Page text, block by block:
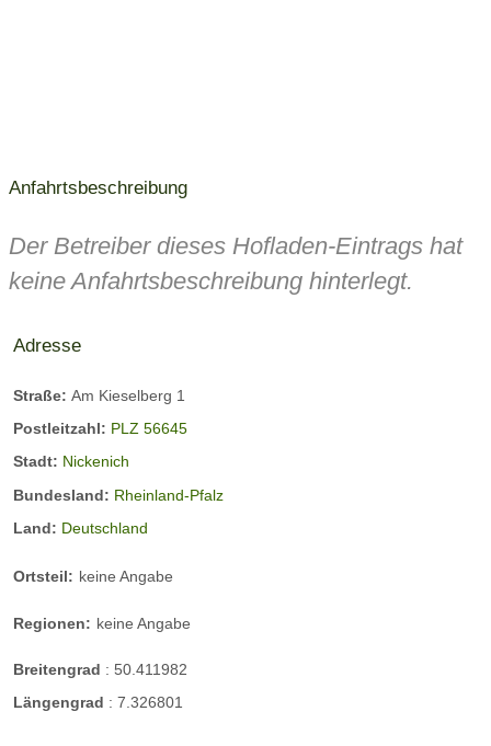
Anfahrtsbeschreibung
Der Betreiber dieses Hofladen-Eintrags hat
keine Anfahrtsbeschreibung hinterlegt.
Adresse
Straße: Am Kieselberg 1
Postleitzahl: PLZ 56645
Stadt: Nickenich
Bundesland: Rheinland-Pfalz
Land: Deutschland
Ortsteil: keine Angabe
Regionen: keine Angabe
Breitengrad : 50.411982
Längengrad : 7.326801